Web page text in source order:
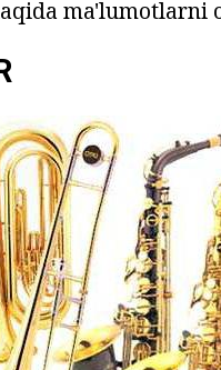
ma'lumotlarni